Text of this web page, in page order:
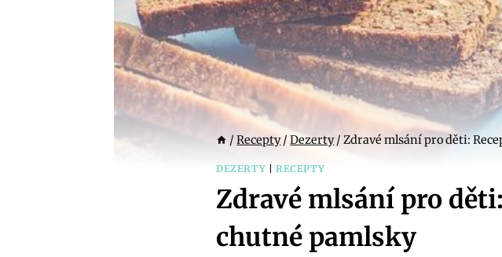
/ Recepty/ Dezerty/ Zdravé mlsání pro děti:
DEZERTY | RECEPTY
Zdravé mlsání pro
chutné pamlsky